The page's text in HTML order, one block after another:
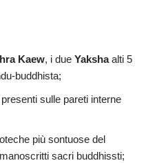
Kaew, i due Yakshaalti 5
buddhista;
presenti sulle pareti interne
più sontuose del
sacri buddhissti;